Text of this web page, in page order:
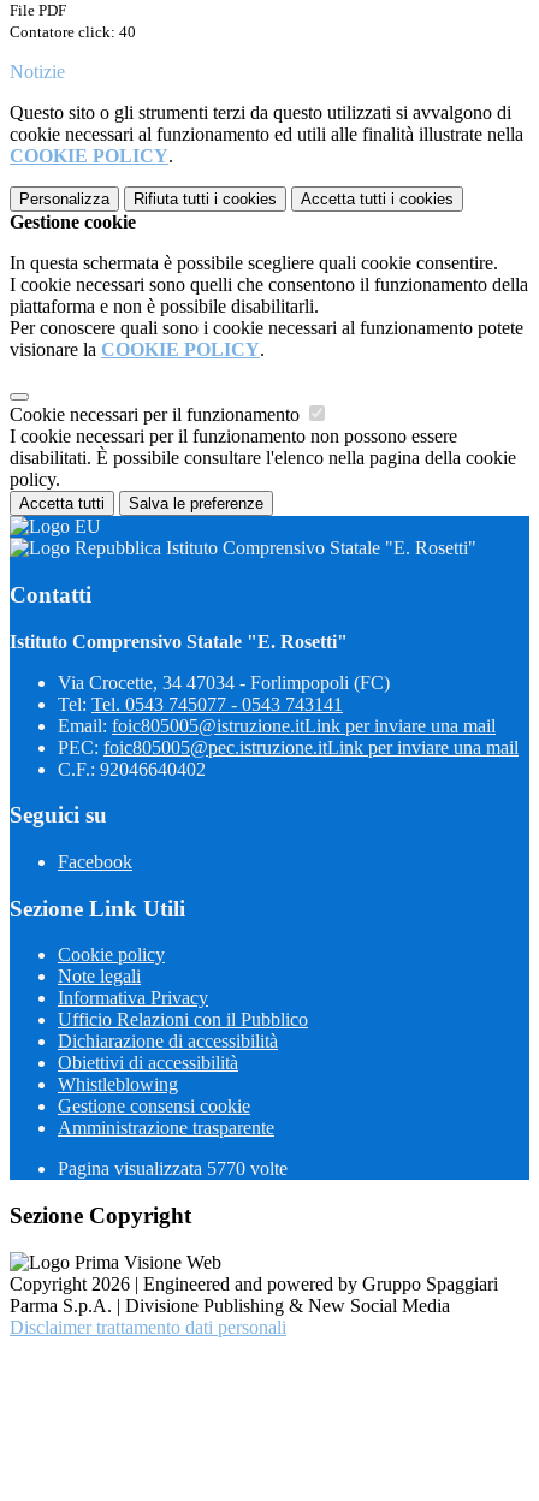
File PDF
Contatore click: 40
Notizie
Questo sito o gli strumenti terzi da questo utilizzati si avvalgono di
cookie necessari al funzionamento ed utili alle finalità illustrate nella
COOKIE POLICY.
Personalizza Rifiuta tutti i cookies Accetta tutti i cookies
Gestione cookie
In questa schermata è possibile scegliere quali cookie consentire.
I cookie necessari sono quelli che consentono il funzionamento della
piattaforma e non è possibile disabilitarli.
Per conoscere quali sono i cookie necessari al funzionamento potete
visionare la COOKIE POLICY.
Cookie necessari per il funzionamento
I cookie necessari per il funzionamento non possono essere
disabilitati. È possibile consultare l'elenco nella pagina della cookie
policy.
Accetta tutti Salva le preferenze
Istituto Comprensivo Statale "E. Rosetti"
Contatti
Istituto Comprensivo Statale "E. Rosetti"
Via Crocette, 34 47034 - Forlimpopoli (FC)
Tel: Tel. 0543 745077 - 0543 743141
Email: foic805005@istruzione.itLink per inviare una mail
PEC: foic805005@pec.istruzione.itLink per inviare una mail
C.F.: 92046640402
Seguici su
Facebook
Sezione Link Utili
Cookie policy
Note legali
Informativa Privacy
Ufficio Relazioni con il Pubblico
Dichiarazione di accessibilità
Obiettivi di accessibilità
Whistleblowing
Gestione consensi cookie
Amministrazione trasparente
Pagina visualizzata 5770 volte
Sezione Copyright
Copyright 2026 | Engineered and powered by Gruppo Spaggiari
Parma S.p.A. | Divisione Publishing & New Social Media
Disclaimer trattamento dati personali